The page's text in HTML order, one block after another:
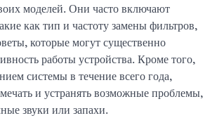
моделей. Они часто включают
как тип и частоту замены фильтров,
которые могут существенно
работы устройства. Кроме того,
системы в течение всего года,
и устранять возможные проблемы,
звуки или запахи.